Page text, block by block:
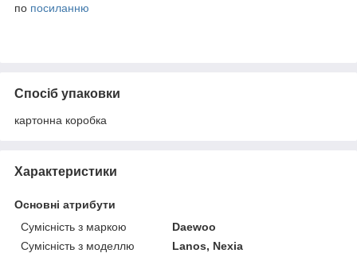
по посиланню
Спосіб упаковки
картонна коробка
Характеристики
Основні атрибути
Сумісність з маркою
Daewoo
Сумісність з моделлю
Lanos, Nexia